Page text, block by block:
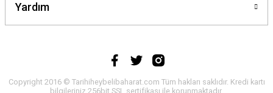
Yardım
Copyright 2016 © Tarihiheybelibaharat.com Tüm hakları saklıdır. Kredi kartı
bilgileriniz 256bit SSL sertifikası ile korunmaktadır.